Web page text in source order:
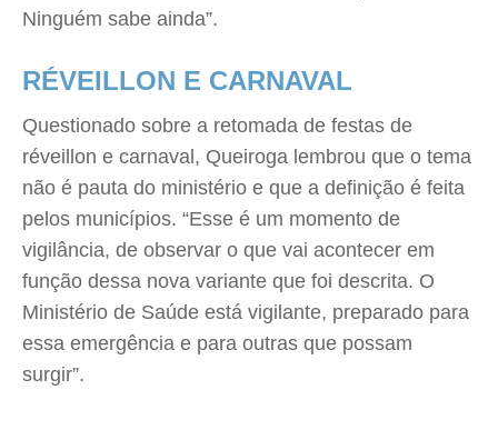
Ninguém sabe ainda”.
RÉVEILLON E CARNAVAL
Questionado sobre a retomada de festas de
réveillon e carnaval, Queiroga lembrou que o tema
não é pauta do ministério e que a definição é feita
pelos municípios. “Esse é um momento de
vigilância, de observar o que vai acontecer em
função dessa nova variante que foi descrita. O
Ministério de Saúde está vigilante, preparado para
essa emergência e para outras que possam
surgir”.